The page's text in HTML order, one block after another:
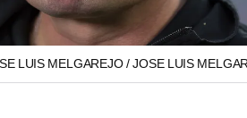
LUIS MELGAREJO / JOSE LUIS